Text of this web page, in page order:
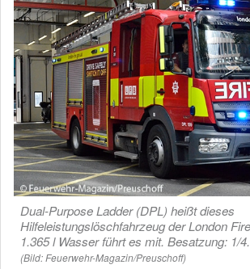
Dual-Purpose Ladder (DPL) heißt dieses
Hilfeleistungslöschfahrzeug der London
1.365 l Wasser führt es mit. Besatzung: 1/4.
(Bild: Feuerwehr-Magazin/Preuschoff)